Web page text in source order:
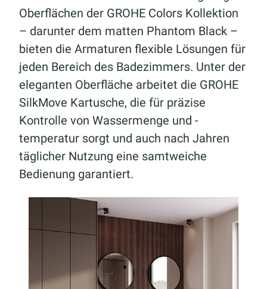
Oberflächen der GROHE Colors Kollektion
– darunter dem matten Phantom Black –
bieten die Armaturen flexible Lösungen für
jeden Bereich des Badezimmers. Unter der
eleganten Oberfläche arbeitet die GROHE
SilkMove Kartusche, die für präzise
Kontrolle von Wassermenge und -
temperatur sorgt und auch nach Jahren
täglicher Nutzung eine samtweiche
Bedienung garantiert.